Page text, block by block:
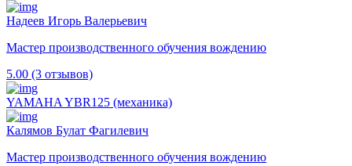
Надеев Игорь Валерьевич
Мастер производственного обучения вождению
5.00 (3 отзывов)
YAMAHA YBR125 (механика)
Калямов Булат Фагилевич
Мастер производственного обучения вождению